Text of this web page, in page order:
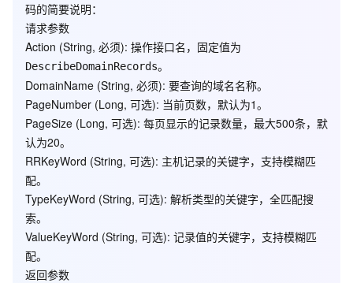
是
必
须
Action
操作接口名，系统规定参
DescribeDomainRecords
DomainName String 是 域名名称
PageNumber Long 否
当前页数，起始值为1，默
码的简要说明：
请求参数
Action (String, 必须): 操作接口名，固定值为
DescribeDomainRecords。
DomainName (String, 必须): 要查询的域名名称。
PageNumber (Long, 可选): 当前页数，默认为1。
PageSize (Long, 可选): 每页显示的记录数量，最大500条，默
认为20。
RRKeyWord (String, 可选): 主机记录的关键字，支持模糊匹
配。
TypeKeyWord (String, 可选): 解析类型的关键字，全匹配搜
索。
ValueKeyWord (String, 可选): 记录值的关键字，支持模糊匹
配。
返回参数